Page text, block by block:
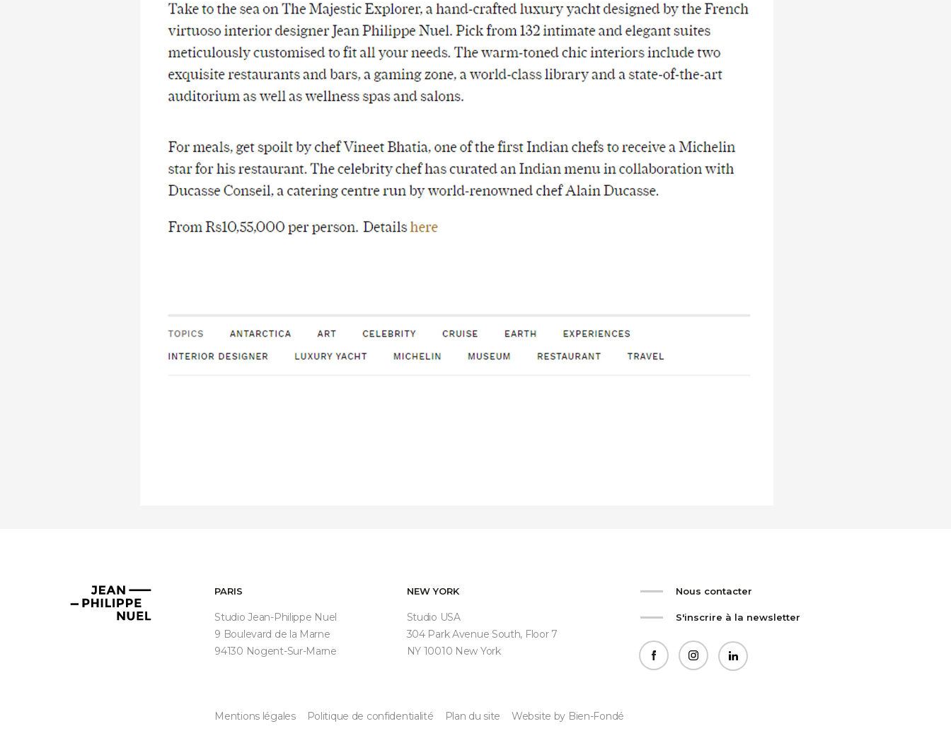
Jean-
Philippe
PARIS
Studio Jean-Philippe Nuel
9 Boulevard de la Marne
94130 Nogent-Sur-Marne
NEW YORK
Studio USA
304 Park Avenue South, Floor 7
NY 10010 New York
Nous contacter
S'inscrire à la newsletter
facebookinstagramlinkedin
Mentions légales Politique de confidentialité Plan du site Website by Bien-Fondé